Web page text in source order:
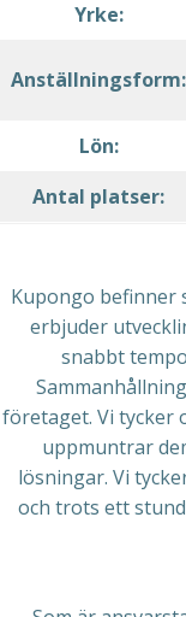
Yrke:
Anställningsform:
Lön:
Antal platser:
Kupongo befinner
erbjuder
snabbt
företaget. Vi tycker
uppmuntrar
lösningar. Vi
och trots ett